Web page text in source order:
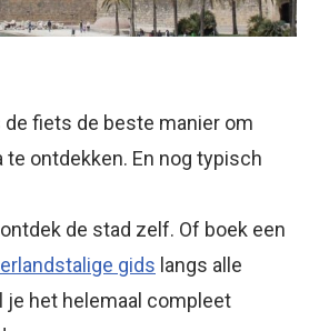
fiets de beste manier om
te ontdekken. En nog typisch
de stad zelf. Of boek een
gids langs alle
je het helemaal compleet